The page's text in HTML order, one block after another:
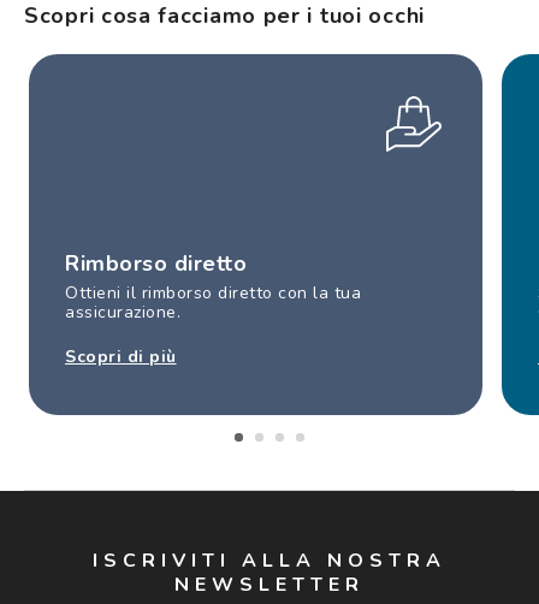
Scopri cosa facciamo per i tuoi occhi
Rimborso diretto
Ottieni il rimborso diretto con la tua
assicurazione.
Scopri di più
ISCRIVITI ALLA NOSTRA
NEWSLETTER